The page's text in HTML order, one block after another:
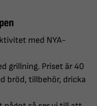
med NYA-
grillning. Priset är 40
bröd, tillbehör, dricka